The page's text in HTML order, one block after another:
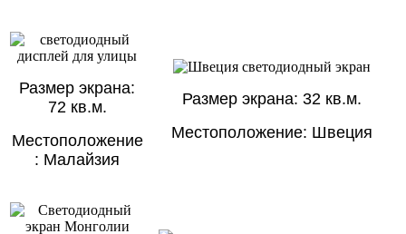
Размер экрана:
72 кв.м.
Местоположение
: Малайзия
Размер экрана: 32 кв.м.
Местоположение: Швеция